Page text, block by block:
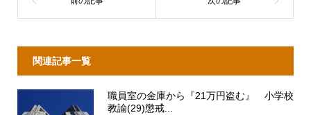
関連記事一覧
職員室の金庫から『21万円盗む』 小学校
教諭(29)懲戒...